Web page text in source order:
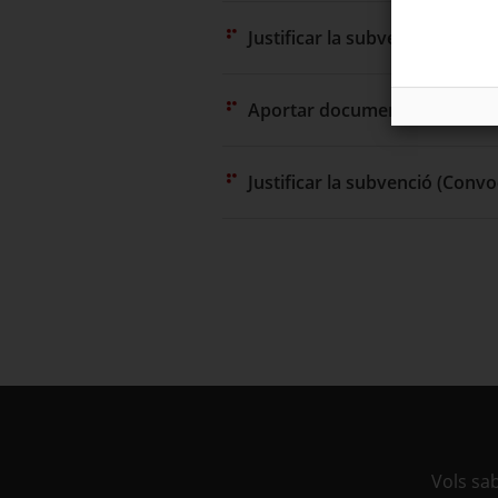
Justificar la subvenció
Aportar documentació
Justificar la subvenció
Vols